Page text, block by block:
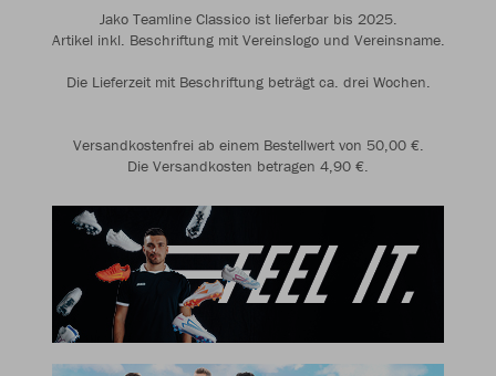
Jako Teamline Classico ist lieferbar bis 2025.
Artikel inkl. Beschriftung mit Vereinslogo und Vereinsname.
Die Lieferzeit mit Beschriftung beträgt ca. drei Wochen.
Versandkostenfrei ab einem Bestellwert von 50,00 €.
Die Versandkosten betragen 4,90 €.